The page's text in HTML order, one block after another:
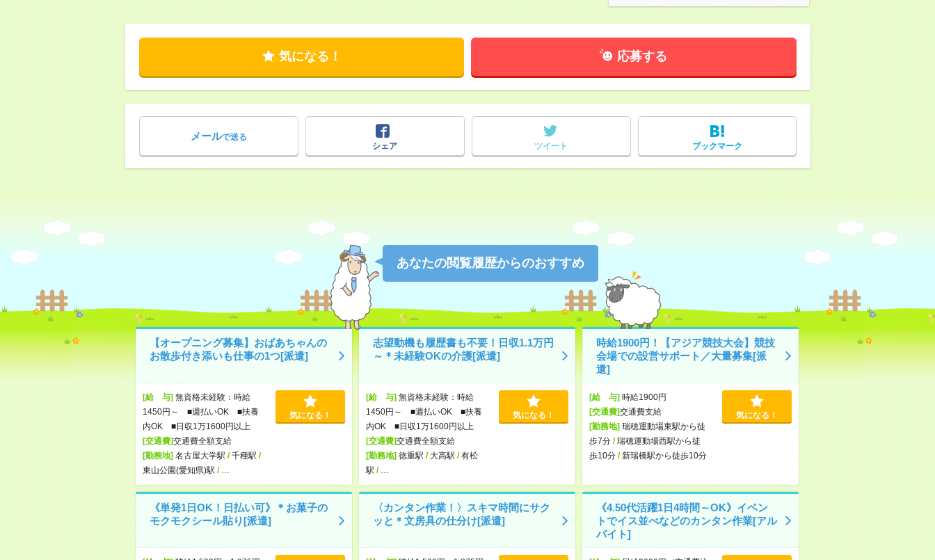
気になる！ 応募する
メールで送る
シェア
ツイート ブックマーク
あなたの閲覧履歴からのおすすめ
【オープニング募集】おばあちゃんの
お散歩付き添いも仕事の1つ[派遣]
[給 与]無資格未経験：時給
1450円～ ■週払いOK ■扶養
内OK ■日収1万1600円以上
[交通費]交通費全額支給
[勤務地]名古屋大学駅 /千種駅 /
東山公園(愛知県)駅 /
気になる！
志望動機も履歴書も不要！日収1.1万円
～＊未経験OKの介護[派遣]
[給 与]無資格未経験：時給
1450円～ ■週払いOK ■扶養
内OK ■日収1万1600円以上
[交通費]交通費全額支給
[勤務地]徳重駅 / 大高駅 /有松
駅 /
気になる！
時給1900円！【アジア競技大会】競技
会場での設営サポート／大量募集[派
遣]
[給 与]時給1900円
[交通費]交通費支給
[勤務地]瑞穂運動場東駅から徒
歩7分/瑞穂運動場西駅から徒
歩10分/新瑞橋駅から徒歩10分
気になる！
《単発1日OK！日払い可》＊お菓子の
モクモクシール貼り[派遣]
〈カンタン作業！〉スキマ時間にサク
ッと＊文房具の仕分け[派遣]
《4.50代活躍1日4時間～OK》イベン
トでイス並べなどのカンタン作業[アル
バイト]